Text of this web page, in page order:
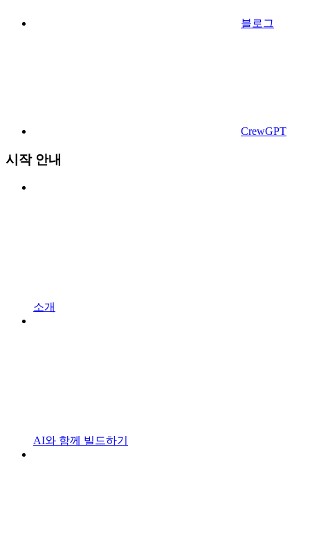
블로그
CrewGPT
시작 안내
소개
AI와 함께 빌드하기